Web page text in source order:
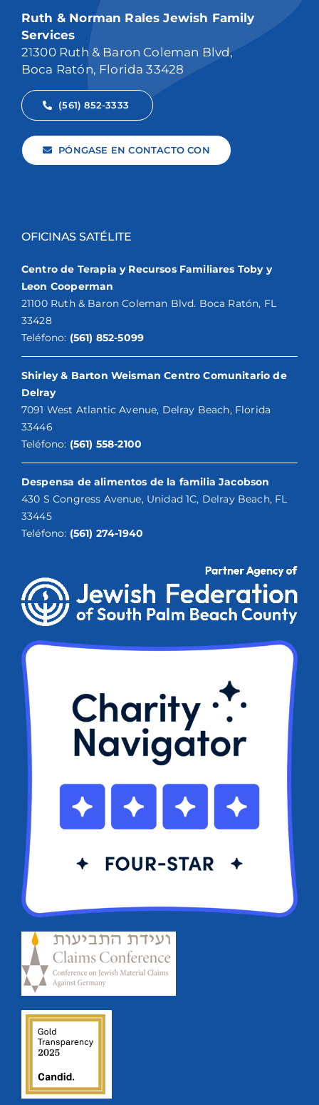
Ruth & Norman Rales Jewish Family
Services
21300 Ruth & Baron Coleman Blvd,
Boca Ratón, Florida 33428
(561) 852-3333
PÓNGASE EN CONTACTO CON
OFICINAS SATÉLITE
Centro de Terapia y Recursos Familiares Toby y
Leon Cooperman
21100 Ruth & Baron Coleman Blvd. Boca Ratón, FL
33428
Teléfono: (561) 852-5099
Shirley & Barton Weisman Centro Comunitario de
Delray
7091 West Atlantic Avenue, Delray Beach, Florida
33446
Teléfono: (561) 558-2100
Despensa de alimentos de la familia Jacobson
430 S Congress Avenue, Unidad 1C, Delray Beach, FL
33445
Teléfono: (561) 274-1940